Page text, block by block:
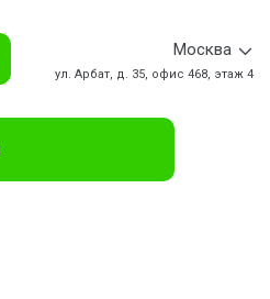
Москва
ул. Арбат, д. 35, офис 468, этаж 4